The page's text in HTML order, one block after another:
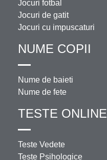
Jocuri fotbal
Jocuri de gatit
Jocuri cu impuscaturi
NUME COPII
Nume de baieti
Nume de fete
TESTE ONLINE
Teste Vedete
Teste Psihologice